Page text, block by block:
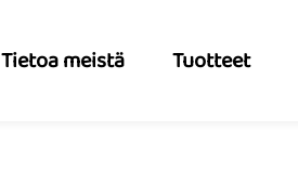
Tietoa meistä Tuotteet